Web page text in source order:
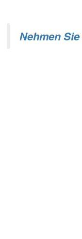
Nehmen